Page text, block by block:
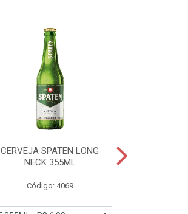
CERVEJA SPATEN LONG
NECK 355ML
Código: 4069